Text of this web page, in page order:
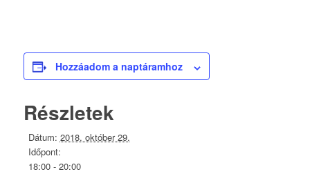
Hozzáadom a naptáramhoz
Részletek
Dátum: 2018. október 29.
Időpont:
18:00 - 20:00